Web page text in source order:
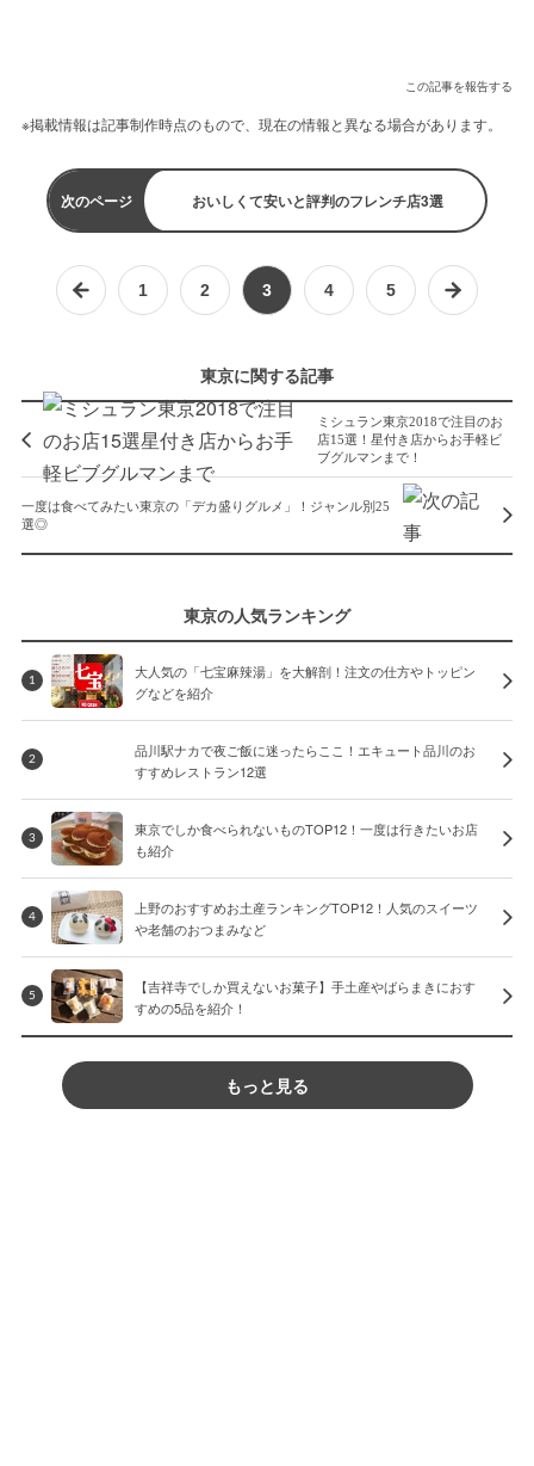
この記事を報告する
※掲載情報は記事制作時点のもので、現在の情報と異なる場合があります。
次のページ おいしくて安いと評判のフレンチ店3選
1 2 3 4 5
東京に関する記事
ミシュラン東京2018で注目のお
店15選！星付き店からお手軽ビ
ブグルマンまで！
一度は食べてみたい東京の「デカ盛りグルメ」！ジャンル別25
選◎
東京の人気ランキング
1
大人気の「七宝麻辣湯」を大解剖！注文の仕方やトッピン
グなどを紹介
2
品川駅ナカで夜ご飯に迷ったらここ！エキュート品川のお
すすめレストラン12選
3
東京でしか食べられないものTOP12！一度は行きたいお店
も紹介
4
上野のおすすめお土産ランキングTOP12！人気のスイーツ
や老舗のおつまみなど
5
【吉祥寺でしか買えないお菓子】手土産やばらまきにおす
すめの5品を紹介！
もっと見る